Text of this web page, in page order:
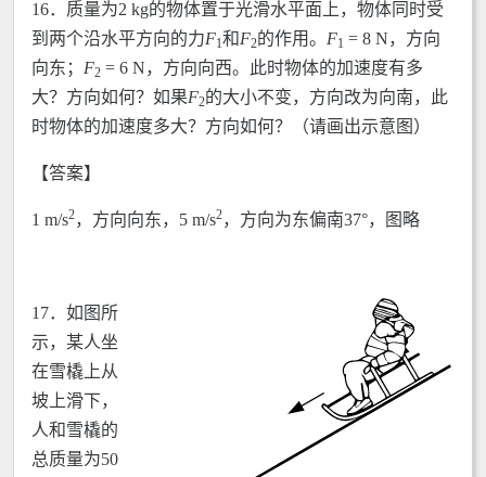
16．质量为2 kg的物体置于光滑水平面上，物体同时受
到两个沿水平方向的力F1和F2的作用。 F1 = 8 N，方向
向东； F2 = 6 N，方向向西。此时物体的加速度有多
大？方向如何？如果F2的大小不变，方向改为向南，此
时物体的加速度多大？方向如何？（请画出示意图）
【答案】
1 m/s2，方向向东，5 m/s2，方向为东偏南37°，图略
17． 如图所
示，某人坐
在雪橇上从
坡上滑下，
人和雪橇的
总质量为50